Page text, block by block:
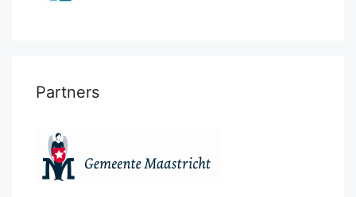
Partners